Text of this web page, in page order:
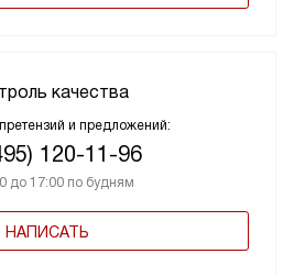
качества
и предложений:
120-11-96
до 17:00 по будням
НАПИСАТЬ